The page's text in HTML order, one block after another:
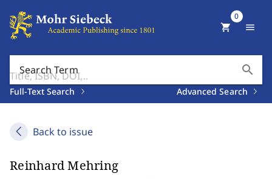
Search Term search
Full-Text Search Advanced Search
shopping_cart
0
menu
Back to issue
Reinhard Mehring